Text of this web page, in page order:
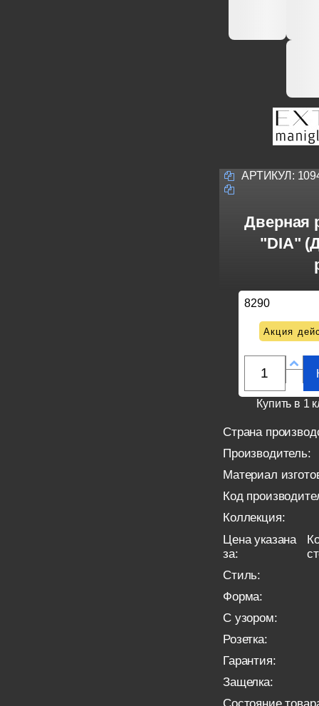
АРТИКУЛ:
Дверная
"DIA"
8290
Акция
Купить в 1
Страна
Производитель:
Материал
Код
Коллекция:
Цена указана
за:
Стиль:
Форма:
С узором:
Розетка:
Гарантия:
Защелка: